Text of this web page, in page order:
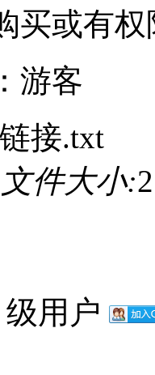
买或有权
游客
接.txt
文件大小:
级用户